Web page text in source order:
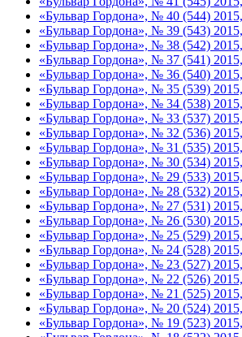
«Бульвар Гордона», № 40 (544)
«Бульвар Гордона», № 39 (543)
«Бульвар Гордона», № 38 (542)
«Бульвар Гордона», № 37 (541)
«Бульвар Гордона», № 36 (540)
«Бульвар Гордона», № 35 (539)
«Бульвар Гордона», № 34 (538)
«Бульвар Гордона», № 33 (537)
«Бульвар Гордона», № 32 (536)
«Бульвар Гордона», № 31 (535)
«Бульвар Гордона», № 30 (534)
«Бульвар Гордона», № 29 (533)
«Бульвар Гордона», № 28 (532)
«Бульвар Гордона», № 27 (531)
«Бульвар Гордона», № 26 (530)
«Бульвар Гордона», № 25 (529)
«Бульвар Гордона», № 24 (528)
«Бульвар Гордона», № 23 (527)
«Бульвар Гордона», № 22 (526)
«Бульвар Гордона», № 21 (525)
«Бульвар Гордона», № 20 (524)
«Бульвар Гордона», № 19 (523)